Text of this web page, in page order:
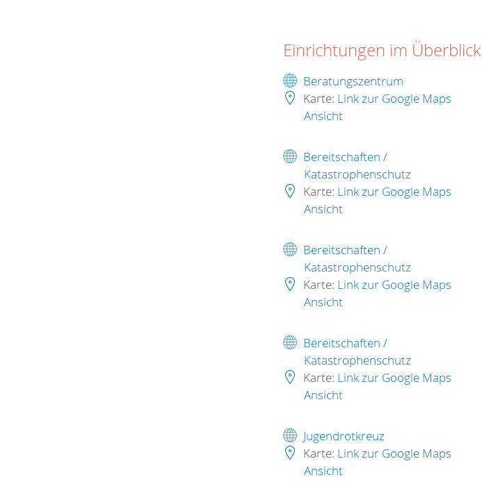
Einrichtungen im Überblick
Beratungszentrum
Karte: Link zur Google Maps
Ansicht
Bereitschaften /
Katastrophenschutz
Karte: Link zur Google Maps
Ansicht
Bereitschaften /
Katastrophenschutz
Karte: Link zur Google Maps
Ansicht
Bereitschaften /
Katastrophenschutz
Karte: Link zur Google Maps
Ansicht
Jugendrotkreuz
Karte: Link zur Google Maps
Ansicht